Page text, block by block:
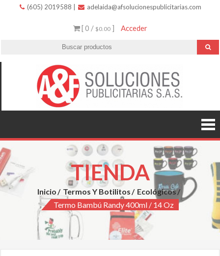
(605) 2019588 adelaida@afsolucionespublicitarias.com
[ 0 / $0.00] Acceder
TIENDA
Inicio Termos Y Botilitos
Ecológicos
Termo Bambú Randy 400ml / 14 Oz